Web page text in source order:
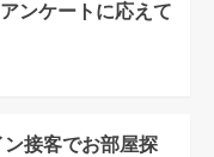
ンケートに応えて
接客でお部屋探